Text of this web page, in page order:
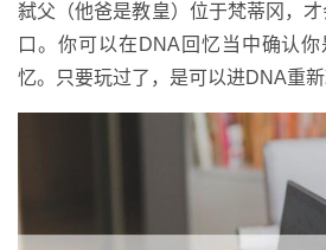
弑父（他爸是教皇）位于梵蒂冈，
口。你可以在DNA回忆当中确认
忆。只要玩过了，是可以进DNA重新